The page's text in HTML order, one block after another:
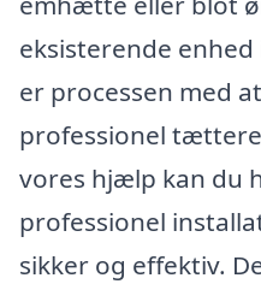
eksisterende
er processen med
professionel
vores hjælp kan du
professionel
sikker og effektiv.